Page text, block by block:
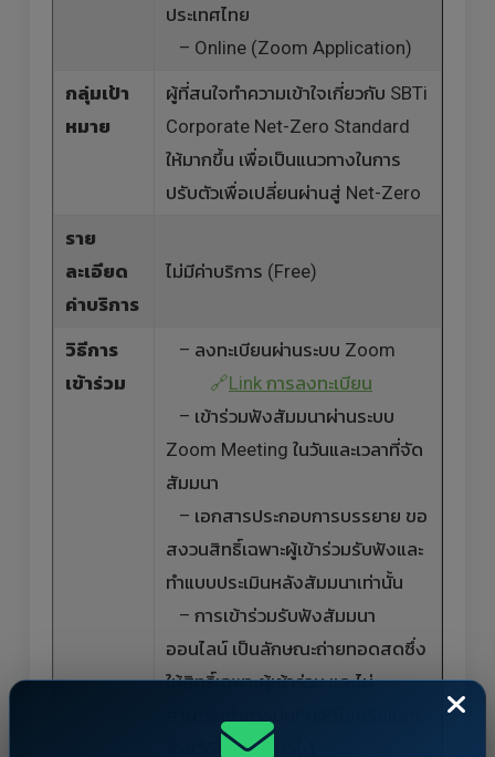
ประเทศไทย
– Online (Zoom Application)
กลุ่มเป้า
หมาย
ผู้ที่สนใจทำความเข้าใจเกี่ยวกับ SBTi
Corporate Net-Zero Standard
ให้มากขึ้น เพื่อเป็นแนวทางในการ
ปรับตัวเพื่อเปลี่ยนผ่านสู่ Net-Zero
ราย
ละเอียด
ค่าบริการ
ไม่มีค่าบริการ (Free)
วิธีการ
เข้าร่วม
– ลงทะเบียนผ่านระบบ Zoom
🔗Link การลงทะเบียน
– เข้าร่วมฟังสัมมนาผ่านระบบ
Zoom Meeting ในวันและเวลาที่จัด
สัมมนา
– เอกสารประกอบการบรรยาย ขอ
สงวนสิทธิ์เฉพาะผู้เข้าร่วมรับฟังและ
ทำแบบประเมินหลังสัมมนาเท่านั้น
– การเข้าร่วมรับฟังสัมมนา
ออนไลน์ เป็นลักษณะถ่ายทอดสดซึ่ง
ให้สิทธิ์เฉพาะผู้เข้าร่วม และไม่
จ่ายวีดีโอดังกล่าวได้